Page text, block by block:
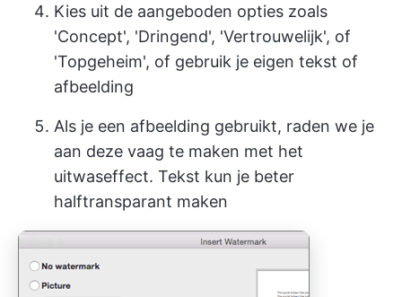
Kies uit de aangeboden opties zoals
'Concept', 'Dringend', 'Vertrouwelijk', of
'Topgeheim', of gebruik je eigen tekst of
afbeelding
Als je een afbeelding gebruikt, raden we je
aan deze vaag te maken met het
uitwaseffect. Tekst kun je beter
halftransparant maken